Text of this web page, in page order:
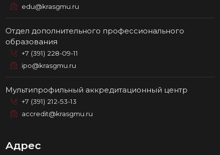
edu@krasgmu.ru
Отдел дополнительного профессионального
образования
+7 (391) 228-09-11
ipo@krasgmu.ru
Мультипрофильный аккредитационный центр
+7 (391) 212-53-13
accredit@krasgmu.ru
Адрес